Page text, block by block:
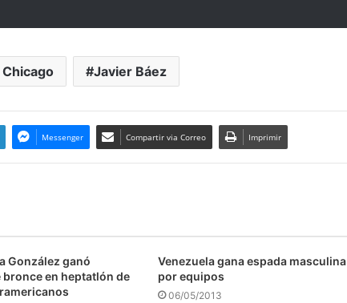
Javier Báez
Messenger Compartir via Correo Imprimir
González ganó
bronce en heptatlón de
Venezuela gana espada masculina
por equipos
06/05/2013